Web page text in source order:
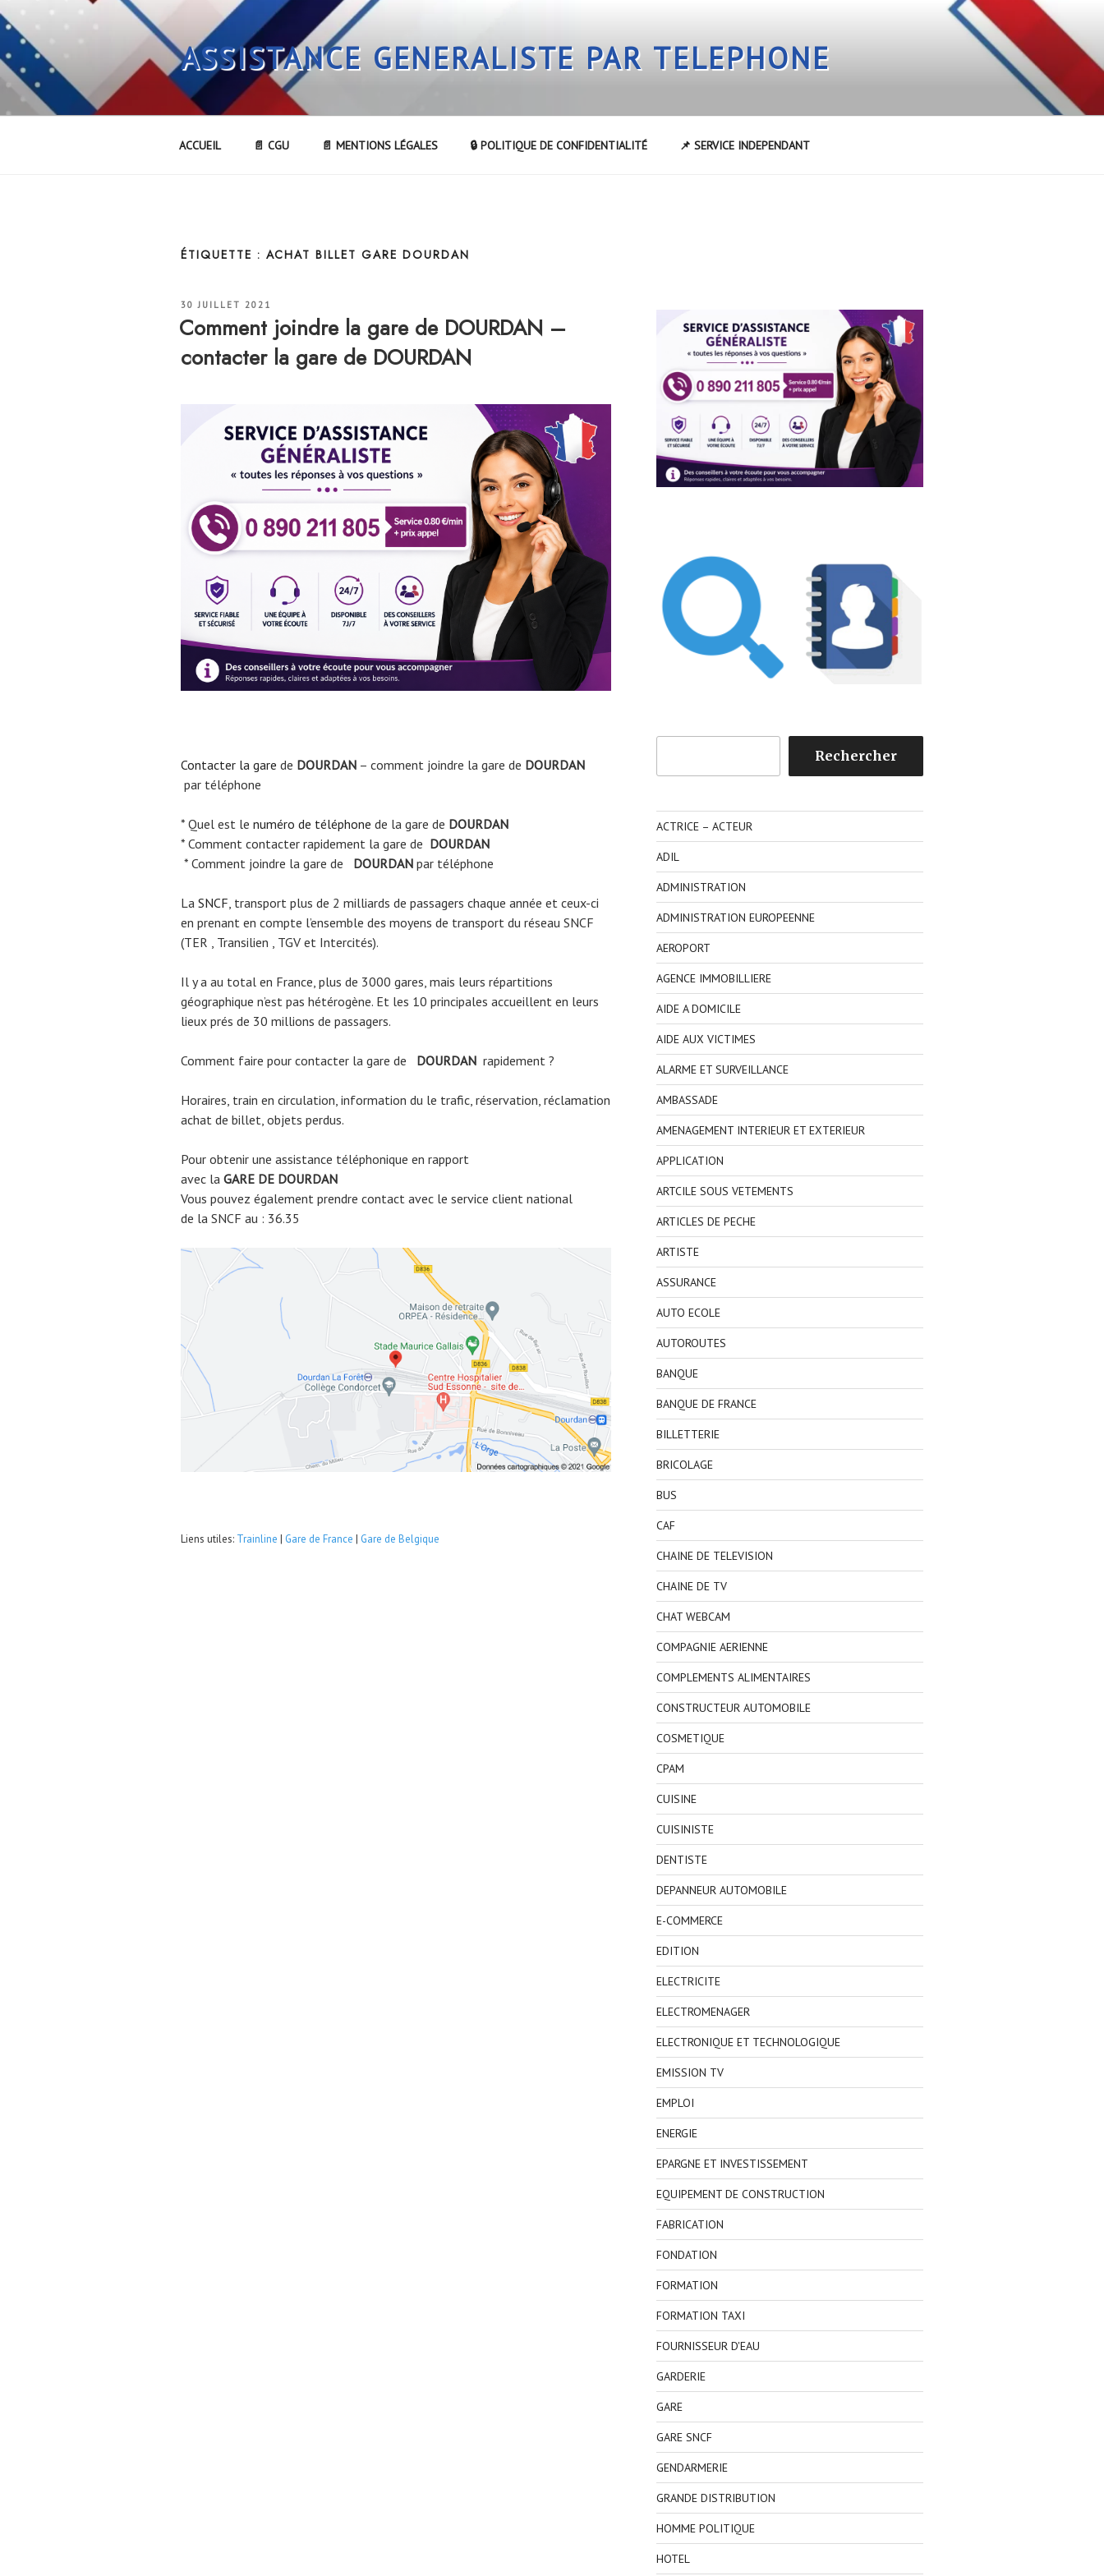
Aller
au
contenu
principal
ASSISTANCE GENERALISTE PAR TELEPHONE
ACCUEIL 📄 CGU 📄 MENTIONS LÉGALES 🔒 POLITIQUE DE CONFIDENTIALITÉ 📌 SERVICE INDEPENDANT
ÉTIQUETTE : ACHAT BILLET GARE DOURDAN
PUBLIÉ
30 JUILLET 2021
Comment joindre la gare de DOURDAN –
contacter la gare de DOURDAN
Contacter la gare de DOURDAN – comment joindre la gare de DOURDAN
par téléphone
* Quel est le numéro de téléphone de la gare de DOURDAN
* Comment contacter rapidement la gare de DOURDAN
* Comment joindre la gare de
DOURDAN par téléphone
La SNCF, transport plus de 2 milliards de passagers chaque année et ceux-ci
en prenant en compte l’ensemble des moyens de transport du réseau SNCF
(TER , Transilien , TGV et Intercités).
Il y a au total en France, plus de 3000 gares, mais leurs répartitions
géographique n’est pas hétérogène. Et les 10 principales accueillent en leurs
lieux prés de 30 millions de passagers.
Comment faire pour contacter la gare de DOURDAN rapidement ?
Horaires, train en circulation, information du le trafic, réservation, réclamation
achat de billet, objets perdus.
Pour obtenir une assistance téléphonique en rapport
avec la GARE DE DOURDAN
Vous pouvez également prendre contact avec le service client national
de la SNCF au : 36.35
Liens utiles: Trainline | Gare de France | Gare de Belgique
Rechercher
ACTRICE – ACTEUR
ADIL
ADMINISTRATION
ADMINISTRATION EUROPEENNE
AEROPORT
AGENCE IMMOBILLIERE
AIDE A DOMICILE
AIDE AUX VICTIMES
ALARME ET SURVEILLANCE
AMBASSADE
AMENAGEMENT INTERIEUR ET EXTERIEUR
APPLICATION
ARTCILE SOUS VETEMENTS
ARTICLES DE PECHE
ARTISTE
ASSURANCE
AUTO ECOLE
AUTOROUTES
BANQUE
BANQUE DE FRANCE
BILLETTERIE
BRICOLAGE
BUS
CAF
CHAINE DE TELEVISION
CHAINE DE TV
CHAT WEBCAM
COMPAGNIE AERIENNE
COMPLEMENTS ALIMENTAIRES
CONSTRUCTEUR AUTOMOBILE
COSMETIQUE
CPAM
CUISINE
CUISINISTE
DENTISTE
DEPANNEUR AUTOMOBILE
E-COMMERCE
EDITION
ELECTRICITE
ELECTROMENAGER
ELECTRONIQUE ET TECHNOLOGIQUE
EMISSION TV
EMPLOI
ENERGIE
EPARGNE ET INVESTISSEMENT
EQUIPEMENT DE CONSTRUCTION
FABRICATION
FONDATION
FORMATION
FORMATION TAXI
FOURNISSEUR D'EAU
GARDERIE
GARE
GARE SNCF
GENDARMERIE
GRANDE DISTRIBUTION
HOMME POLITIQUE
HOTEL